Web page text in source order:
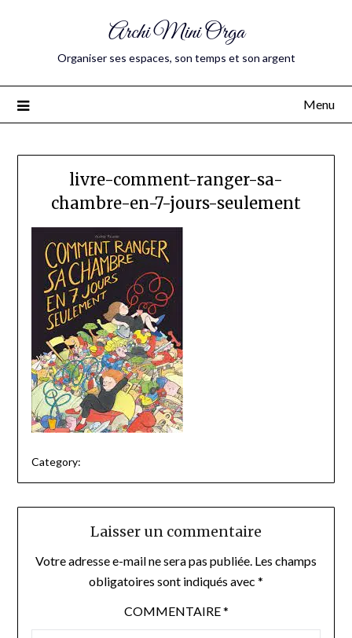
Archi Mini Orga
Organiser ses espaces, son temps et son argent
Menu
livre-comment-ranger-sa-
chambre-en-7-jours-seulement
Category:
Laisser un commentaire
Votre adresse e-mail ne sera pas publiée. Les champs
obligatoires sont indiqués avec *
COMMENTAIRE*